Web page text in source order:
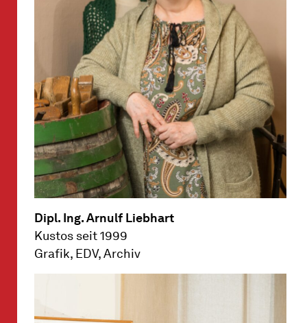
Dipl. Ing. Arnulf Liebhart
Kustos seit 1999
Grafik, EDV, Archiv